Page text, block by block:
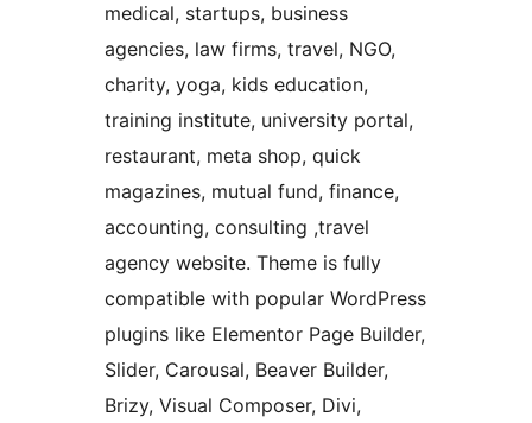
medical, startups, business
agencies, law firms, travel, NGO,
charity, yoga, kids education,
training institute, university portal,
restaurant, meta shop, quick
magazines, mutual fund, finance,
accounting, consulting ,travel
agency website. Theme is fully
compatible with popular WordPress
plugins like Elementor Page Builder,
Slider, Carousal, Beaver Builder,
Brizy, Visual Composer, Divi,